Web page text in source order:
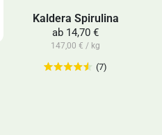
Kaldera Spirulina
ab 14,70 €
147,00 € / kg
(7)